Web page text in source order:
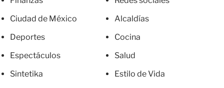
Ciudad de México
Deportes
Espectáculos
Sintetika
Alcaldías
Cocina
Salud
Estilo de Vida